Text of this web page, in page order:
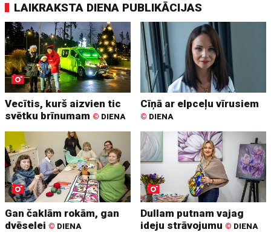
LAIKRAKSTA DIENA PUBLIKĀCIJAS
Vecītis, kurš aizvien tic
svētku brīnumam © DIENA
Cīņā ar elpceļu vīrusiem
© DIENA
Gan čaklām rokām, gan
dvēselei © DIENA
Dullam putnam vajag
ideju strāvojumu © DIENA